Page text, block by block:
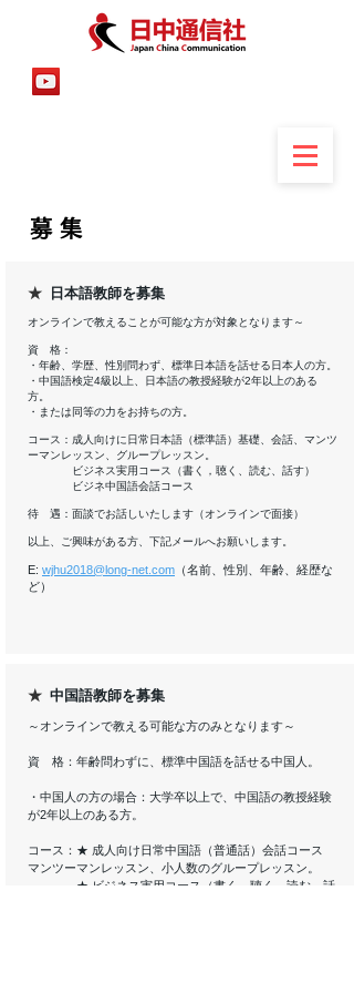
募 集
★ 日本語教師を募集
オンラインで教えることが可能な方が対象となります～
資 格：
・年齢、学歴、性別問わず、標準日本語を話せる日本人の方。
・中国語検定4級以上、日本語の教授経験が2年以上のある
方。
・または同等の力をお持ちの方。
コース：成人向けに日常日本語（標準語）基礎、会話、マンツ
ーマンレッスン、グループレッスン。
ビジネス実用コース（書く，聴く、読む、話す）
ビジネ中国語会話コース
待 遇：面談でお話しいたします（オンラインで面接）
以上、ご興味がある方、下記メールへお願いします。
E: wjhu2018@long-net.com （名前、性別、年齢、経歴な
ど）
★ 中国語教師を募集
～オンラインで教える可能な方のみとなります～
資 格：年齢問わずに、標準中国語を話せる中国人。
・中国人の方の場合：大学卒以上で、中国語の教授経験
が2年以上のある方。
コース：★ 成人向け日常中国語（普通話）会話コース
マンツーマンレッスン、小人数のグループレッスン。
★ ビジネス実用コース（書く、聴く、読む、話